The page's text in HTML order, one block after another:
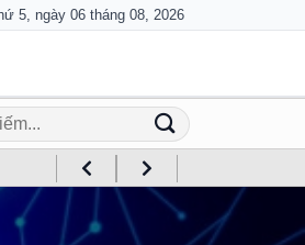
5, ngày 06 tháng 08, 2026